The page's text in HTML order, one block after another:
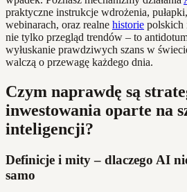
praktyczne instrukcje wdrożenia,
webinarach, oraz realne historie polskich
nie tylko przegląd trendów – to
wyłuskanie prawdziwych szans w
walczą o przewagę każdego dnia.
Czym naprawdę są
inwestowania oparte na
inteligencji?
Definicje i mity – dlaczego AI
samo